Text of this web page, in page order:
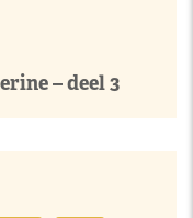
– deel 3